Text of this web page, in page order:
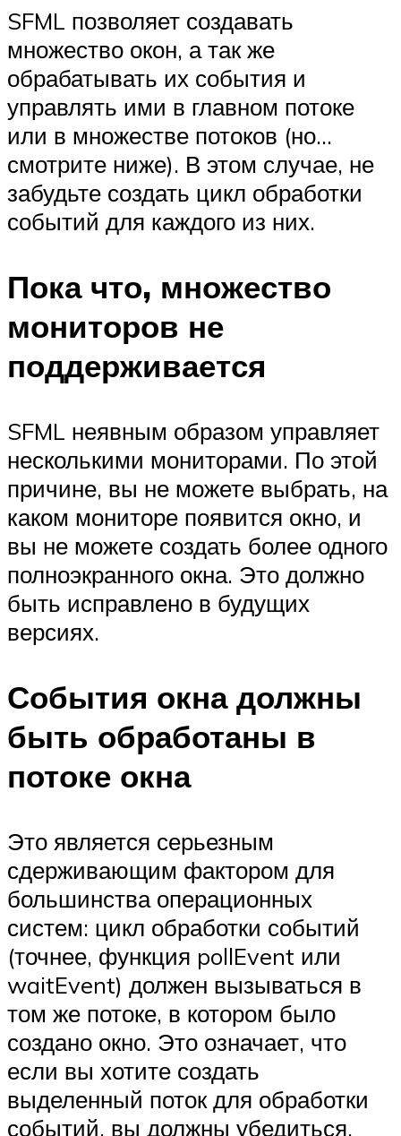
SFML позволяет создавать
множество окон, а так же
обрабатывать их события и
управлять ими в главном потоке
или в множестве потоков (но…
смотрите ниже). В этом случае, не
забудьте создать цикл обработки
событий для каждого из них.
Пока что, множество
мониторов не
поддерживается
SFML неявным образом управляет
несколькими мониторами. По этой
причине, вы не можете выбрать, на
каком мониторе появится окно, и
вы не можете создать более одного
полноэкранного окна. Это должно
быть исправлено в будущих
версиях.
События окна должны
быть обработаны в
потоке окна
Это является серьезным
сдерживающим фактором для
большинства операционных
систем: цикл обработки событий
(точнее, функция pollEvent или
waitEvent) должен вызываться в
том же потоке, в котором было
создано окно. Это означает, что
если вы хотите создать
выделенный поток для обработки
событий, вы должны убедиться,